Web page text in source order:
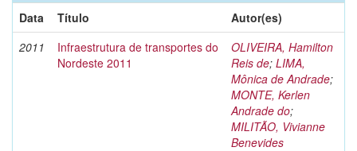
Data
Título
Autor(es)
2011
Infraestrutura de transportes do
Nordeste 2011
OLIVEIRA, Hamilton
Reis de; LIMA,
Mônica de Andrade;
MONTE, Kerlen
Andrade do;
MILITÃO, Vivianne
Benevides